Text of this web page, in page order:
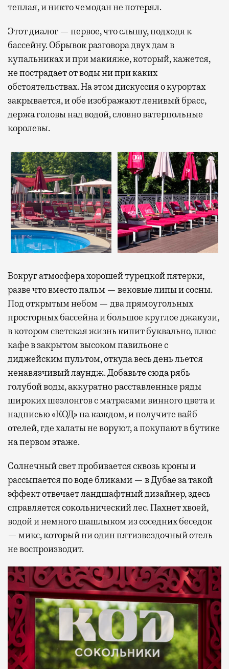
теплая, и никто чемодан не потерял.
Этот диалог — первое, что слышу, подходя к
бассейну. Обрывок разговора двух дам в
купальниках и при макияже, который, кажется,
не пострадает от воды ни при каких
обстоятельствах. На этом дискуссия о курортах
закрывается, и обе изображают ленивый брасс,
держа головы над водой, словно ватерпольные
королевы.
Вокруг атмосфера хорошей турецкой пятерки,
разве что вместо пальм — вековые липы и сосны.
Под открытым небом — два прямоугольных
просторных бассейна и большое круглое джакузи,
в котором светская жизнь кипит буквально, плюс
кафе в закрытом высоком павильоне с
диджейским пультом, откуда весь день льется
ненавязчивый лаундж. Добавьте сюда рябь
голубой воды, аккуратно расставленные ряды
широких шезлонгов с матрасами винного цвета и
надписью «КОД» на каждом, и получите вайб
отелей, где халаты не воруют, а покупают в бутике
на первом этаже.
Солнечный свет пробивается сквозь кроны и
рассыпается по воде бликами — в Дубае за такой
эффект отвечает ландшафтный дизайнер, здесь
справляется сокольнический лес. Пахнет хвоей,
водой и немного шашлыком из соседних беседок
— микс, который ни один пятизвездочный отель
не воспроизводит.